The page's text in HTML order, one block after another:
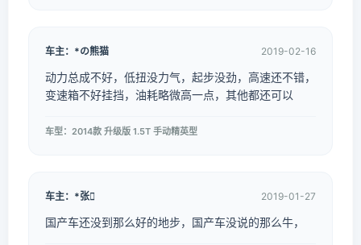
车主：*の熊猫 2019-02-16
动力总成不好，低扭没力气，起步没劲，高速还不错，
变速箱不好挂挡，油耗略微高一点，其他都还可以
车型：2014款 升级版 1.5T 手动精英型
车主：*张 2019-01-27
国产车还没到那么好的地步，国产车没说的那么牛，